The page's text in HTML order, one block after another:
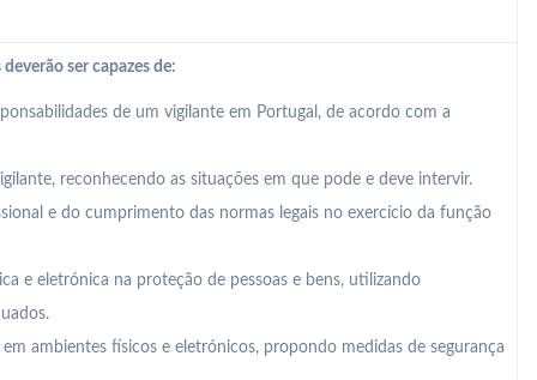
ser capazes de:
de um vigilante em Portugal, de acordo com a
reconhecendo as situações em que pode e deve intervir.
e do cumprimento das normas legais no exercício da função
e eletrónica na proteção de pessoas e bens, utilizando
ambientes físicos e eletrónicos, propondo medidas de segurança